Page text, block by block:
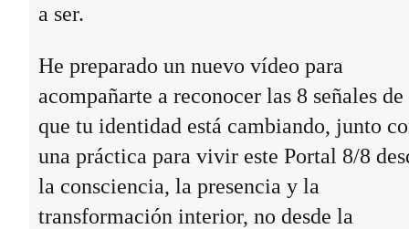
a ser.
He preparado un nuevo vídeo para
acompañarte a reconocer las 8 señales de
que tu identidad está cambiando, junto
una práctica para vivir este Portal 8/8
la consciencia, la presencia y la
transformación interior, no desde la